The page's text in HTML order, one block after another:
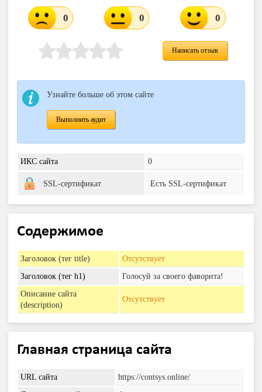
0 0 0
Написать отзыв
Узнайте больше об этом сайте
Выполнить аудит
ИКС сайта 0
SSL-сертификат Есть SSL-сертификат
Содержимое
Заголовок (тег title)
Отсутствует
Заголовок (тег h1)
Голосуй за своего фаворита!
Описание сайта
(description)
Отсутствует
Главная страница сайта
URL сайта
https://contsys.online/